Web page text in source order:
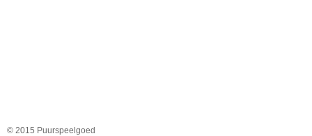
© 2015 Puurspeelgoed